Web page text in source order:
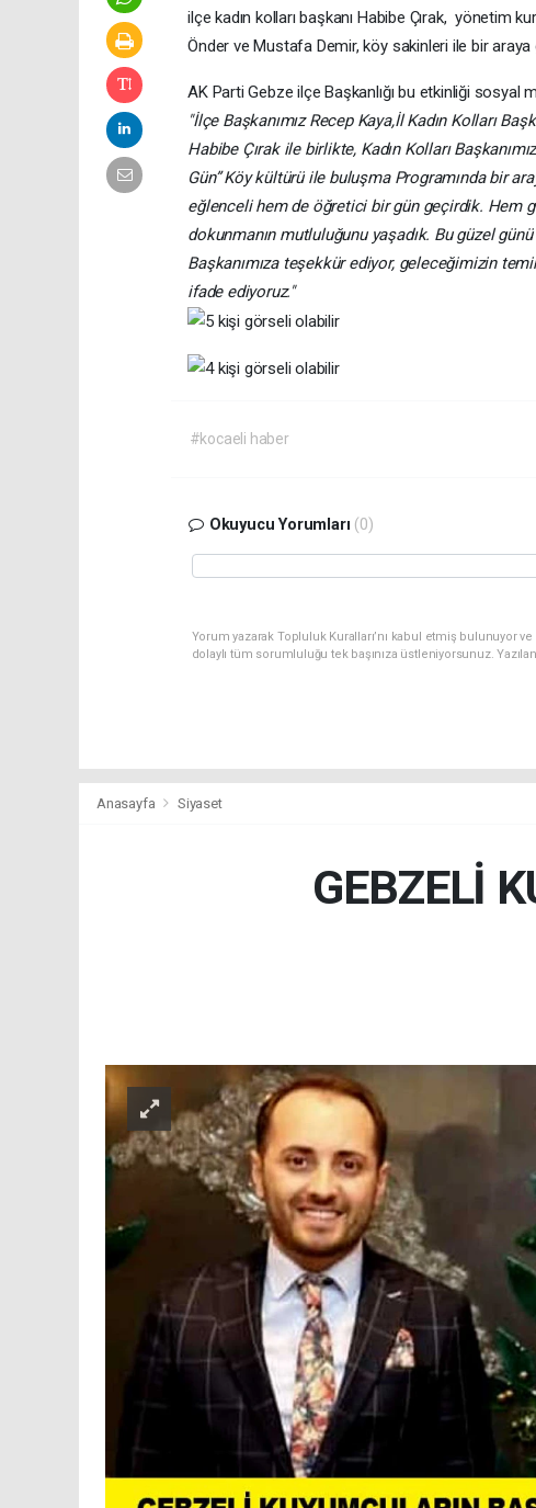
ilçe kadın kolları başkanı Habibe Çırak, yönetim
Önder ve Mustafa Demir, köy sakinleri ile bir araya
AK Parti Gebze ilçe Başkanlığı bu etkinliği sosyal
"İlçe Başkanımız Recep Kaya,İl Kadın Kolları
Habibe Çırak ile birlikte, Kadın Kolları
Gün” Köy kültürü ile buluşma Programında bir
eğlenceli hem de öğretici bir gün geçirdik. Hem
dokunmanın mutluluğunu yaşadık. Bu güzel
Başkanımıza teşekkür ediyor, geleceğimizin
ifade ediyoruz."
#kocaeli haber
Okuyucu Yorumları (0)
Yorum yazarak Topluluk Kuralları’nı kabul etmiş bulunuyor
dolaylı tüm sorumluluğu tek başınıza üstleniyorsunuz.
Anasayfa Siyaset
GEBZELİ